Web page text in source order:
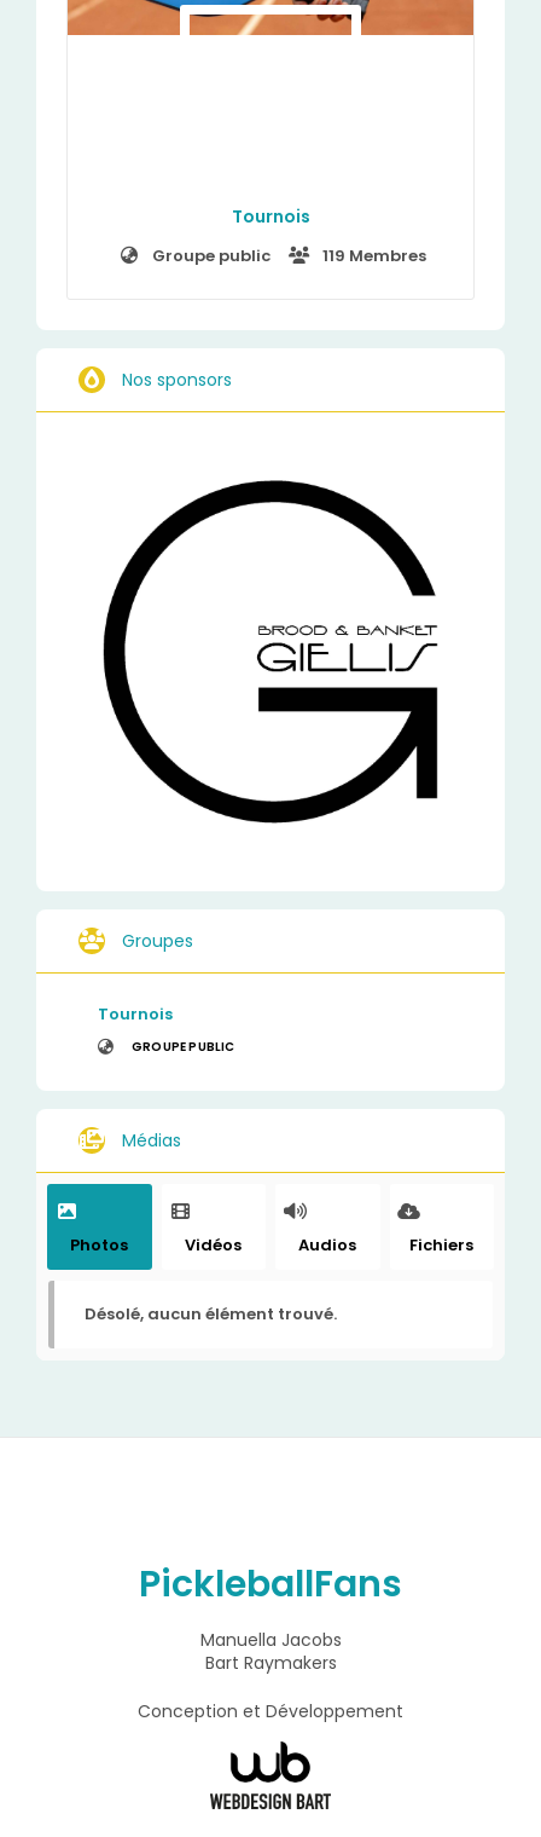
Tournois
Groupe public 119 Membres
Nos sponsors
Groupes
Tournois
GROUPE PUBLIC
Médias
Photos Vidéos Audios Fichiers
Désolé, aucun élément trouvé.
PickleballFans
Manuella Jacobs
Bart Raymakers
Conception et Développement